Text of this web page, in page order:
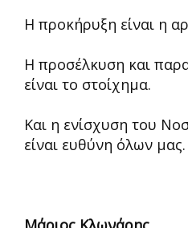
Η προκήρυξη είναι η
Η προσέλκυση και
είναι το στοίχημα.
Και η ενίσχυση του
είναι ευθύνη όλων μας.